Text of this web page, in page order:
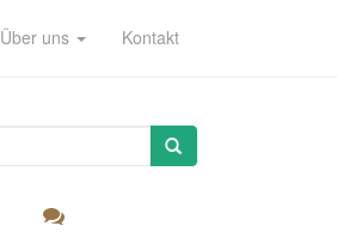
Über uns Kontakt